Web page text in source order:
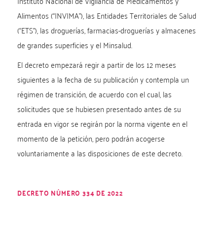
Alimentos (“INVIMA”), las Entidades Territoriales de Salud
(“ETS”), las droguerías, farmacias-droguerías y almacenes
de grandes superficies y el Minsalud.
El decreto empezará regir a partir de los 12 meses
siguientes a la fecha de su publicación y contempla un
régimen de transición, de acuerdo con el cual, las
solicitudes que se hubiesen presentado antes de su
entrada en vigor se regirán por la norma vigente en el
momento de la petición, pero podrán acogerse
voluntariamente a las disposiciones de este decreto.
DECRETO NÚMERO 334 DE 2022